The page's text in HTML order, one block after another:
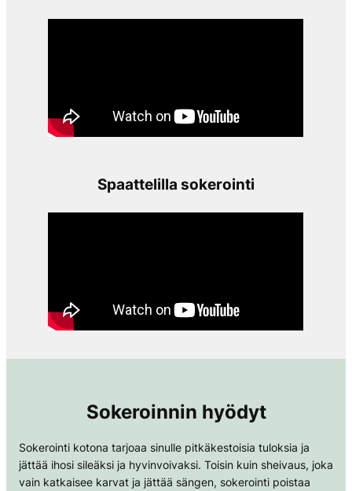
Spaattelilla sokerointi
Sokeroinnin hyödyt
Sokerointi kotona tarjoaa sinulle pitkäkestoisia tuloksia ja
jättää ihosi sileäksi ja hyvinvoivaksi. Toisin kuin sheivaus, joka
vain katkaisee karvat ja jättää sängen, sokerointi poistaa